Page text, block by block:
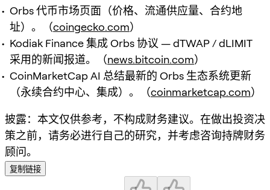
Orbs 代币市场页面（价格、流通供应量、合约地
址）。（coingecko.com）
Kodiak Finance 集成 Orbs 协议 — dTWAP / dLIMIT
采用的新闻报道。（news.bitcoin.com）
CoinMarketCap AI 总结最新的 Orbs 生态系统更新
（永续合约中心、集成）。（coinmarketcap.com）
披露：本文仅供参考，不构成财务建议。在做出投资决
策之前，请务必进行自己的研究，并考虑咨询持牌财务
顾问。
复制链接